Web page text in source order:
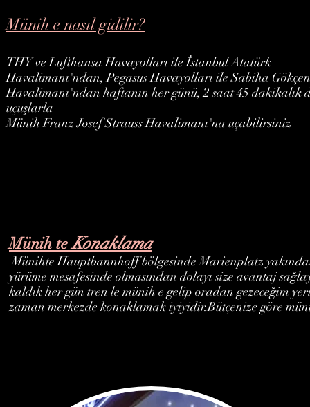
Münih e nasıl gidilir?
THY ve Lufthansa Havayolları ile İstanbul Atatürk
Havalimanı'ndan, Pegasus Havayolları ile Sabiha Gökçen
Havalimanı'ndan haftanın her günü, 2 saat 45 dakikalık
uçuşlarla
Münih Franz Josef Strauss Havalimanı'na uçabilirsiniz
Münih teKonaklama
Münihte Hauptbannhoff bölgesinde Marienplatz
yürüme mesafesinde olmasından dolayı size avantaj
kaldık her gün tren le münih e gelip oradan gezeceğim
zaman merkezde konaklamak iyiyidir.Bütçenize göre